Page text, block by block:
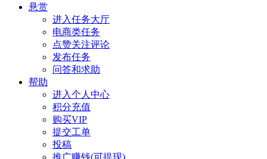
悬赏
进入任务大厅
电商类任务
点赞关注评论
发布任务
问答和求助
帮助
进入个人中心
积分充值
购买VIP
提交工单
投稿
推广赚钱(可提现)